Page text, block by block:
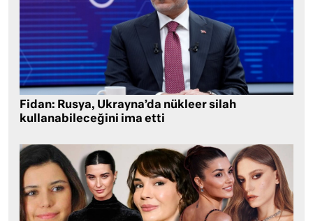
Fidan: Rusya, Ukrayna’da nükleer silah
kullanabileceğini ima etti